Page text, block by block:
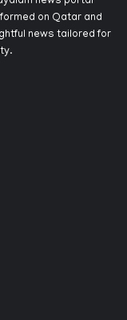
on Qatar and
news tailored for